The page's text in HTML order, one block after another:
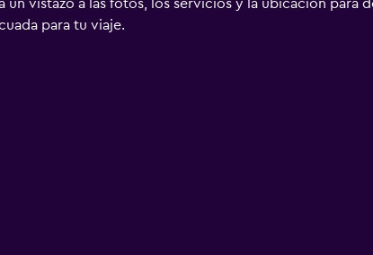
un vistazo a las fotos, los servicios y la ubicación para
para tu viaje.